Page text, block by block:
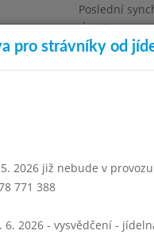
Poslední
Úterý
Omezení
Konstantinova 1500
2011
pro strávníky od
5. 2026 již nebude v
771 388
6. 2026 - vysvědčení -